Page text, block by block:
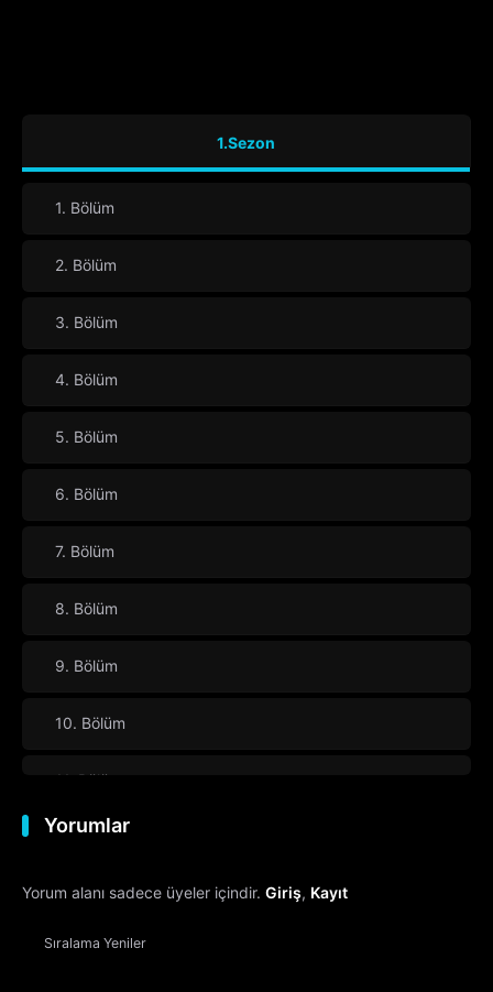
1.Sezon
1. Bölüm
2. Bölüm
3. Bölüm
4. Bölüm
5. Bölüm
6. Bölüm
7. Bölüm
8. Bölüm
9. Bölüm
10. Bölüm
11. Bölüm
12. Bölüm
13. Bölüm
14. Bölüm
Yorumlar
Yorum alanı sadece üyeler içindir. Giriş, Kayıt
Sıralama Yeniler